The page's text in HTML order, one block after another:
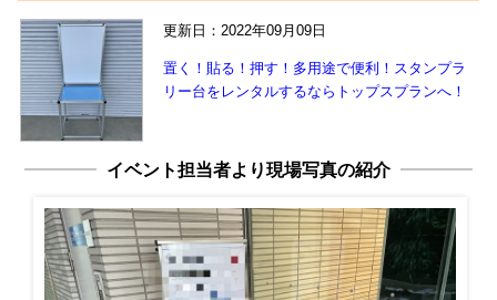
更新日：2022年09月09日
置く！貼る！押す！多用途で便利！スタンプラ
リー台をレンタルするならトップスプランへ！
イベント担当者より現場写真の紹介